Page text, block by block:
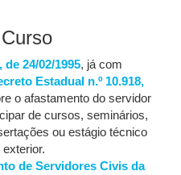
de 24/02/1995, já com
Estadual n.º 10.918,
o afastamento do servidor
de cursos, seminários,
ou estágio técnico
de Servidores Civis da